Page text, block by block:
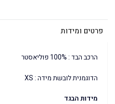
פרטים ומידות
הרכב הבד : 100% פוליאסטר
הדוגמנית לובשת מידה : XS
מידות הבגד